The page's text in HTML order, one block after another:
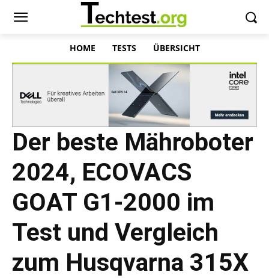
HOME TESTS ÜBERSICHT
Der beste Mähroboter
2024, ECOVACS
GOAT G1-2000 im
Test und Vergleich
zum Husqvarna 315X